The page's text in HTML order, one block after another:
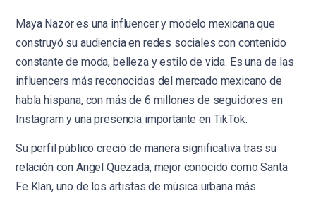
Maya Nazor es una influencer y modelo mexicana que
construyó su audiencia en redes sociales con contenido
constante de moda, belleza y estilo de vida. Es una de las
influencers más reconocidas del mercado mexicano de
habla hispana, con más de 6 millones de seguidores en
Instagram y una presencia importante en TikTok.
Su perfil público creció de manera significativa tras su
relación con Angel Quezada, mejor conocido como Santa
Fe Klan, uno de los artistas de música urbana más